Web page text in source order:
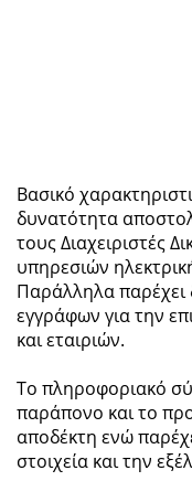
Βασικό
δυνατότητα
τους Διαχειριστές
υπηρεσιών
Παράλληλα παρέχει
εγγράφων για την
και εταιριών.
Το πληροφοριακό
παράπονο και το
αποδέκτη ενώ
στοιχεία και την